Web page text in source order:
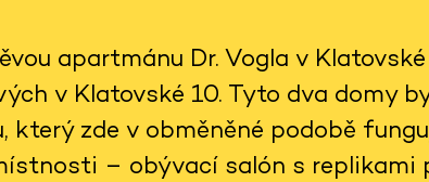
apartmánu Dr. Vogla v
v Klatovské 10. Tyto dva domy
který zde v obměněné podobě
– obývací salón s replikami